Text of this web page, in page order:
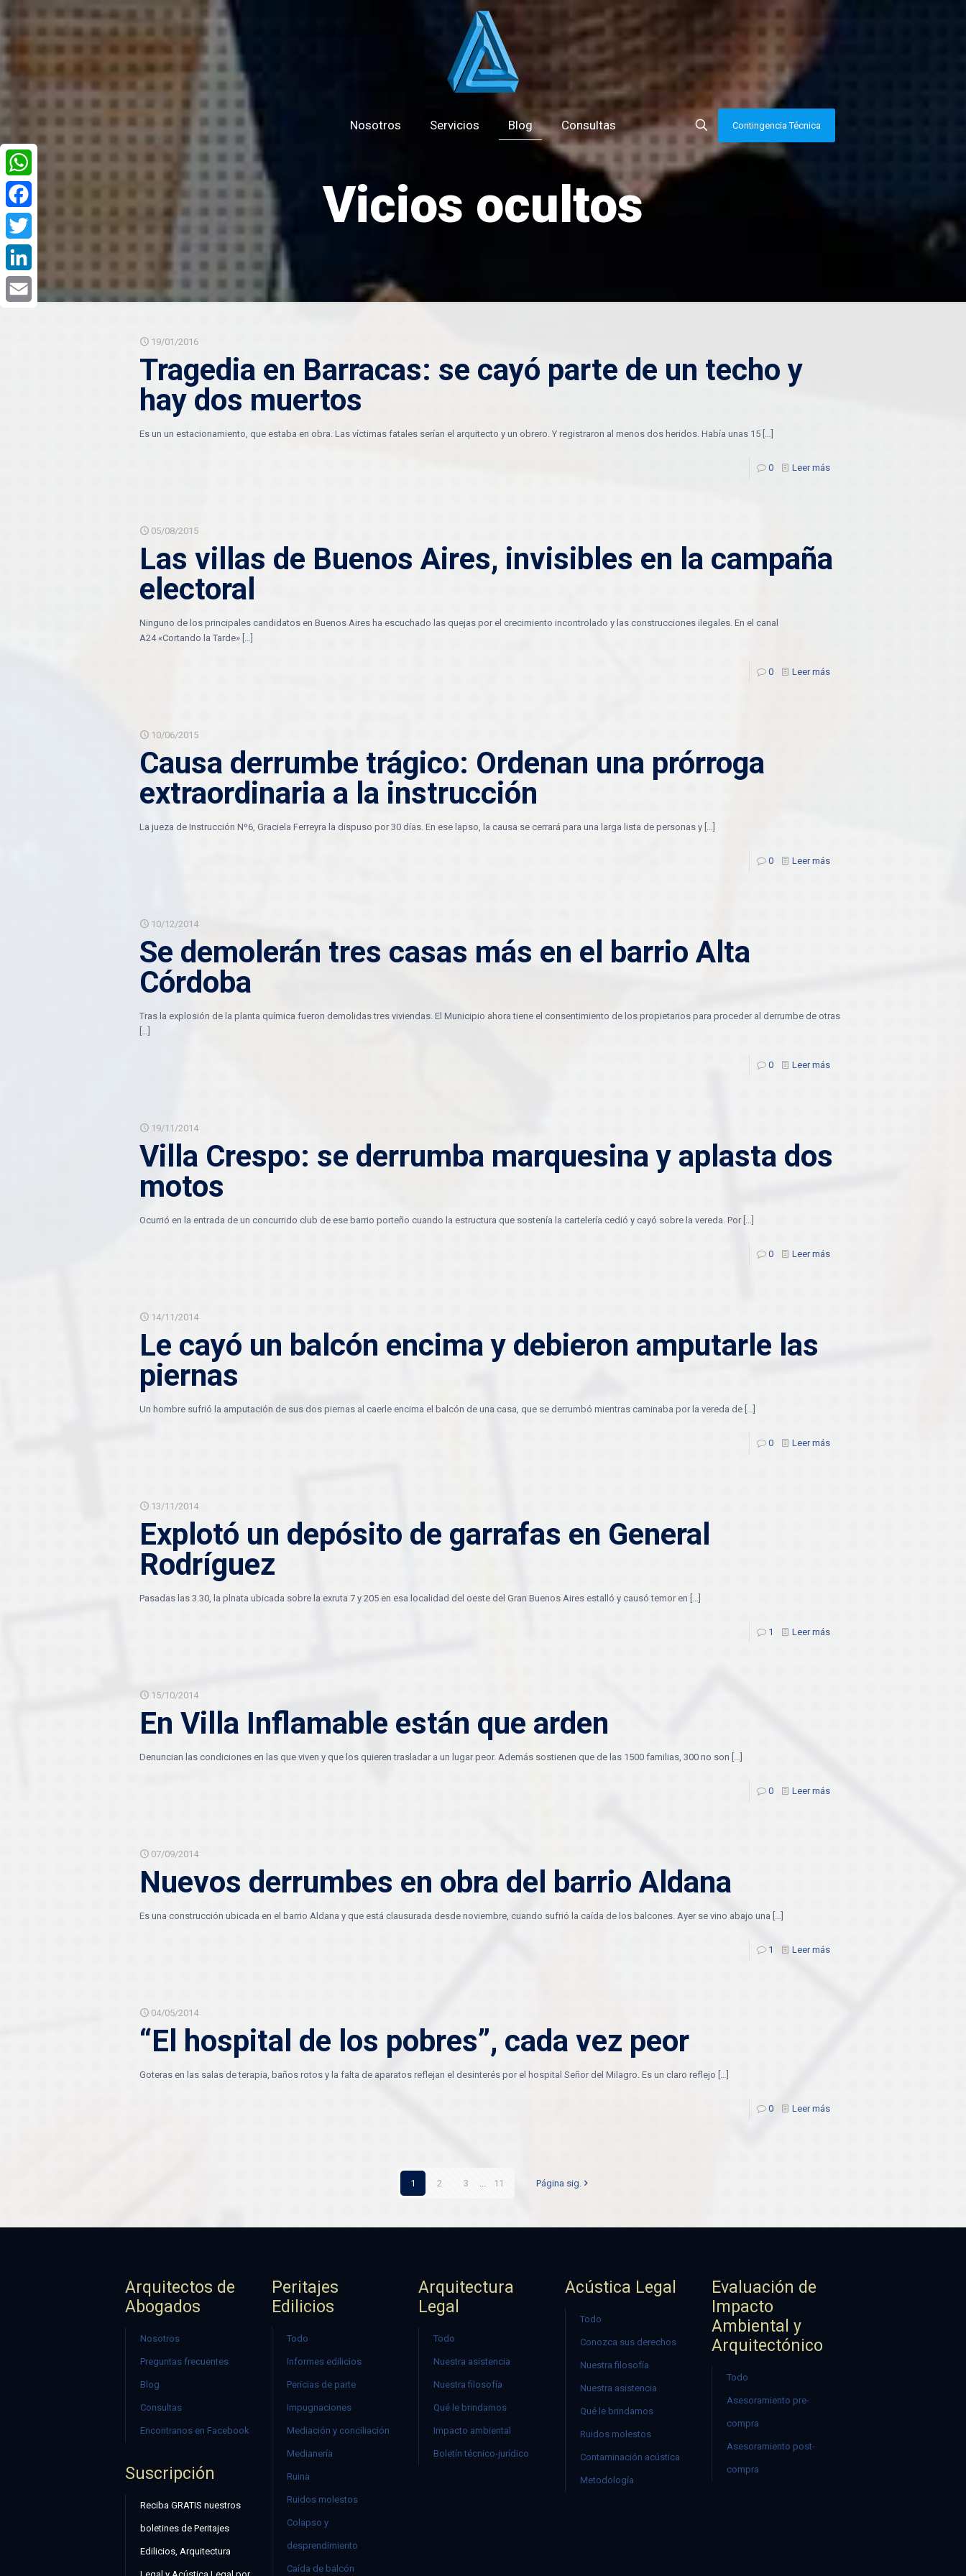
Nosotros Servicios Blog Consultas Contingencia Técnica
Vicios ocultos
19/01/2016
Tragedia en Barracas: se cayó parte de un techo y
hay dos muertos
Es un un estacionamiento, que estaba en obra. Las víctimas fatales serían el arquitecto y un obrero. Y registraron al menos dos heridos. Había unas 15 […]
0 Leer más
05/08/2015
Las villas de Buenos Aires, invisibles en la campaña
electoral
Ninguno de los principales candidatos en Buenos Aires ha escuchado las quejas por el crecimiento incontrolado y las construcciones ilegales. En el canal
A24 «Cortando la Tarde» […]
0 Leer más
10/06/2015
Causa derrumbe trágico: Ordenan una prórroga
extraordinaria a la instrucción
La jueza de Instrucción Nº6, Graciela Ferreyra la dispuso por 30 días. En ese lapso, la causa se cerrará para una larga lista de personas y […]
0 Leer más
10/12/2014
Se demolerán tres casas más en el barrio Alta
Córdoba
Tras la explosión de la planta química fueron demolidas tres viviendas. El Municipio ahora tiene el consentimiento de los propietarios para proceder al derrumbe de otras
[…]
0 Leer más
19/11/2014
Villa Crespo: se derrumba marquesina y aplasta dos
motos
Ocurrió en la entrada de un concurrido club de ese barrio porteño cuando la estructura que sostenía la cartelería cedió y cayó sobre la vereda. Por[…]
0 Leer más
14/11/2014
Le cayó un balcón encima y debieron amputarle las
piernas
Un hombre sufrió la amputación de sus dos piernas al caerle encima el balcón de una casa, que se derrumbó mientras caminaba por la vereda de […]
0 Leer más
13/11/2014
Explotó un depósito de garrafas en General
Rodríguez
Pasadas las 3.30, la plnata ubicada sobre la exruta 7 y 205 en esa localidad del oeste del Gran Buenos Aires estalló y causó temor en […]
1 Leer más
15/10/2014
En Villa Inflamable están que arden
Denuncian las condiciones en las que viven y que los quieren trasladar a un lugar peor. Además sostienen que de las 1500 familias, 300 no son […]
0 Leer más
07/09/2014
Nuevos derrumbes en obra del barrio Aldana
Es una construcción ubicada en el barrio Aldana y que está clausurada desde noviembre, cuando sufrió la caída de los balcones. Ayer se vino abajo una […]
1 Leer más
04/05/2014
“El hospital de los pobres”, cada vez peor
Goteras en las salas de terapia, baños rotos y la falta de aparatos reflejan el desinterés por el hospital Señor del Milagro. Es un claro reflejo […]
0 Leer más
1 2 3 ... 11 Página sig.
Arquitectos de
Abogados
Nosotros
Preguntas frecuentes
Blog
Consultas
Encontranos en Facebook
Suscripción
Reciba GRATIS nuestros
boletines de Peritajes
Edilicios, Arquitectura
Peritajes
Edilicios
Todo
Informes edilicios
Pericias de parte
Impugnaciones
Mediación y conciliación
Medianería
Ruina
Ruidos molestos
Colapso y
desprendimiento
Caída de balcón
Arquitectura
Legal
Todo
Nuestra asistencia
Nuestra filosofía
Qué le brindamos
Impacto ambiental
Boletín técnico-jurídico
Acústica Legal
Todo
Conozca sus derechos
Nuestra filosofía
Nuestra asistencia
Qué le brindamos
Ruidos molestos
Contaminación acústica
Metodología
Evaluación de
Impacto
Ambiental y
Arquitectónico
Todo
Asesoramiento pre-
compra
Asesoramiento post-
compra
WhatsApp
Facebook
Twitter
LinkedIn